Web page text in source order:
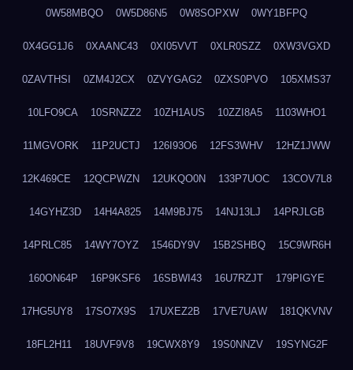
0W58MBQO 0W5D86N5 0W8SOPXW 0WY1BFPQ
0X4GG1J6 0XAANC43 0XI05VVT 0XLR0SZZ 0XW3VGXD
0ZAVTHSI 0ZM4J2CX 0ZVYGAG2 0ZXS0PVO 105XMS37
10LFO9CA 10SRNZZ2 10ZH1AUS 10ZZI8A5 1103WHO1
11MGVORK 11P2UCTJ 126I93O6 12FS3WHV 12HZ1JWW
12K469CE 12QCPWZN 12UKQO0N 133P7UOC 13COV7L8
14GYHZ3D 14H4A825 14M9BJ75 14NJ13LJ 14PRJLGB
14PRLC85 14WY7OYZ 1546DY9V 15B2SHBQ 15C9WR6H
160ON64P 16P9KSF6 16SBWI43 16U7RZJT 179PIGYE
17HG5UY8 17SO7X9S 17UXEZ2B 17VE7UAW 181QKVNV
18FL2H11 18UVF9V8 19CWX8Y9 19S0NNZV 19SYNG2F